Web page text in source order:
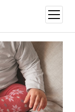
open
menu